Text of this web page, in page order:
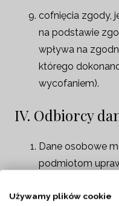
cofnięcia zgody,
na podstawie
wpływa na
którego
wycofaniem).
IV. Odbiorcy
Dane osobowe
podmiotom
mocy
właściwym
Używamy plików cookie